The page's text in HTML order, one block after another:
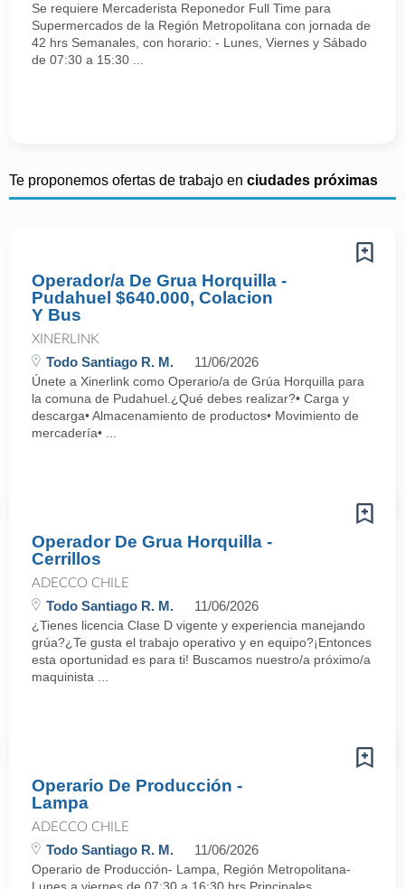
Se requiere Mercaderista Reponedor Full Time para
Supermercados de la Región Metropolitana con jornada de
42 hrs Semanales, con horario: - Lunes, Viernes y Sábado
de 07:30 a 15:30 ...
Te proponemos ofertas de trabajo en ciudades próximas
Operador/a De Grua Horquilla -
Pudahuel $640.000, Colacion
Y Bus
XINERLINK
Todo Santiago R. M. 11/06/2026
Únete a Xinerlink como Operario/a de Grúa Horquilla para
la comuna de Pudahuel.¿Qué debes realizar?• Carga y
descarga• Almacenamiento de productos• Movimiento de
mercadería• ...
Operador De Grua Horquilla -
Cerrillos
ADECCO CHILE
Todo Santiago R. M. 11/06/2026
¿Tienes licencia Clase D vigente y experiencia manejando
grúa?¿Te gusta el trabajo operativo y en equipo?¡Entonces
esta oportunidad es para ti! Buscamos nuestro/a próximo/a
maquinista ...
Operario De Producción -
Lampa
ADECCO CHILE
Todo Santiago R. M. 11/06/2026
Operario de Producción- Lampa, Región Metropolitana-